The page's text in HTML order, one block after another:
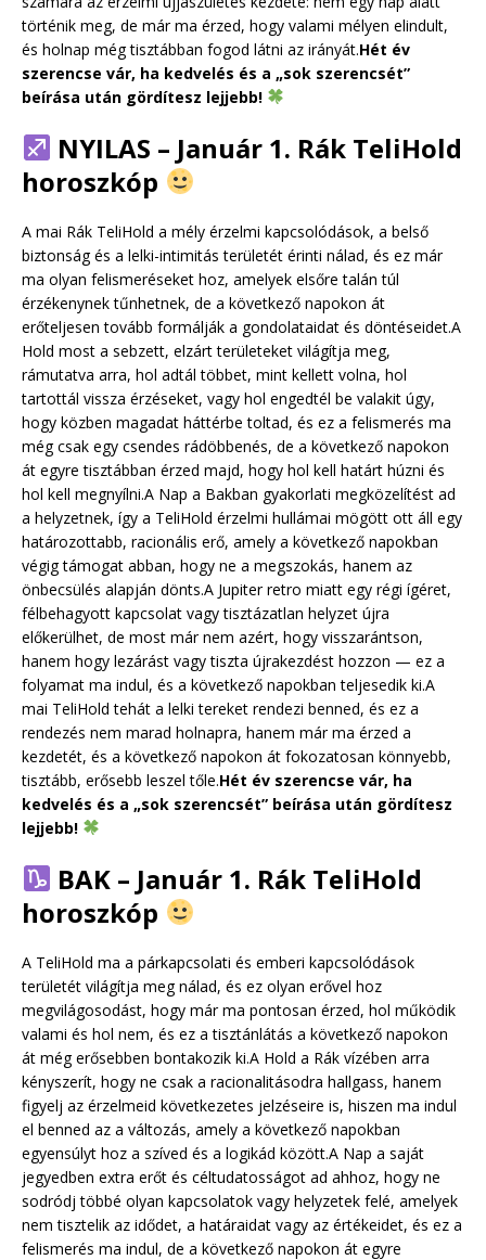
történik meg, de már ma érzed, hogy valami mélyen elindult,
és holnap még tisztábban fogod látni az irányát.Hét év
szerencse vár, ha kedvelés és a „sok szerencsét”
beírása után gördítesz lejjebb!
NYILAS – Január 1. Rák TeliHold
horoszkóp
A mai Rák TeliHold a mély érzelmi kapcsolódások, a belső
biztonság és a lelki-intimitás területét érinti nálad, és ez már
ma olyan felismeréseket hoz, amelyek elsőre talán túl
érzékenynek tűnhetnek, de a következő napokon át
erőteljesen tovább formálják a gondolataidat és döntéseidet.A
Hold most a sebzett, elzárt területeket világítja meg,
rámutatva arra, hol adtál többet, mint kellett volna, hol
tartottál vissza érzéseket, vagy hol engedtél be valakit úgy,
hogy közben magadat háttérbe toltad, és ez a felismerés ma
még csak egy csendes rádöbbenés, de a következő napokon
át egyre tisztábban érzed majd, hogy hol kell határt húzni és
hol kell megnyílni.A Nap a Bakban gyakorlati megközelítést ad
a helyzetnek, így a TeliHold érzelmi hullámai mögött ott áll egy
határozottabb, racionális erő, amely a következő napokban
végig támogat abban, hogy ne a megszokás, hanem az
önbecsülés alapján dönts.A Jupiter retro miatt egy régi ígéret,
félbehagyott kapcsolat vagy tisztázatlan helyzet újra
előkerülhet, de most már nem azért, hogy visszarántson,
hanem hogy lezárást vagy tiszta újrakezdést hozzon — ez a
folyamat ma indul, és a következő napokban teljesedik ki.A
mai TeliHold tehát a lelki tereket rendezi benned, és ez a
rendezés nem marad holnapra, hanem már ma érzed a
kezdetét, és a következő napokon át fokozatosan könnyebb,
tisztább, erősebb leszel tőle.Hét év szerencse vár, ha
kedvelés és a „sok szerencsét” beírása után gördítesz
lejjebb!
BAK – Január 1. Rák TeliHold
horoszkóp
A TeliHold ma a párkapcsolati és emberi kapcsolódások
területét világítja meg nálad, és ez olyan erővel hoz
megvilágosodást, hogy már ma pontosan érzed, hol működik
valami és hol nem, és ez a tisztánlátás a következő napokon
át még erősebben bontakozik ki.A Hold a Rák vízében arra
kényszerít, hogy ne csak a racionalitásodra hallgass, hanem
figyelj az érzelmeid következetes jelzéseire is, hiszen ma indul
el benned az a változás, amely a következő napokban
egyensúlyt hoz a szíved és a logikád között.A Nap a saját
jegyedben extra erőt és céltudatosságot ad ahhoz, hogy ne
sodródj többé olyan kapcsolatok vagy helyzetek felé, amelyek
nem tisztelik az idődet, a határaidat vagy az értékeidet, és ez a
felismerés ma indul, de a következő napokon át egyre